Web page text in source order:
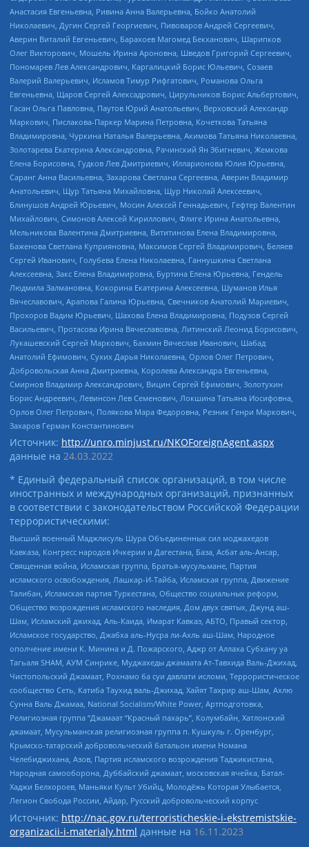
Анастасия Евгеньевна, Ривина Анна Валерьевна, Бойко Анатолий
Николаевич, Дугин Сергей Георгиевич, Пивоваров Андрей Сергеевич,
Аверин Виталий Евгеньевич, Барахоев Магомед Бекханович, Шарипков
Олег Викторович, Мошель Ирина Ароновна, Шведов Григорий Сергеевич,
Пономарев Лев Александрович, Каргалицкий Борис Юльевич, Созаев
Валерий Валерьевич, Исламов Тимур Рифгатович, Романова Ольга
Евгеньевна, Щаров Сергей Алексадрович, Цирульников Борис Альбертович,
Гасан Ольга Павловна, Паутов Юрий Анатольевич, Верховский Александр
Маркович, Пислакова-Паркер Марина Петровна, Кочеткова Татьяна
Владимировна, Чуркина Наталья Валерьевна, Акимова Татьяна Николаевна,
Золотарева Екатерина Александровна, Рачинский Ян Збигневич, Жемкова
Елена Борисовна, Гудков Лев Дмитриевич, Илларионова Юлия Юрьевна,
Саранг Анна Васильевна, Захарова Светлана Сергеевна, Аверин Владимир
Анатольевич, Щур Татьяна Михайловна, Щур Николай Алексеевич,
Блинушов Андрей Юрьевич, Мосин Алексей Геннадьевич, Гефтер Валентин
Михайлович, Симонов Алексей Кириллович, Флиге Ирина Анатольевна,
Мельникова Валентина Дмитриевна, Вититинова Елена Владимировна,
Баженова Светлана Куприяновна, Максимов Сергей Владимирович, Беляев
Сергей Иванович, Голубева Елена Николаевна, Ганнушкина Светлана
Алексеевна, Закс Елена Владимировна, Буртина Елена Юрьевна, Гендель
Людмила Залмановна, Кокорина Екатерина Алексеевна, Шуманов Илья
Вячеславович, Арапова Галина Юрьевна, Свечников Анатолий Мариевич,
Прохоров Вадим Юрьевич, Шахова Елена Владимировна, Подузов Сергей
Васильевич, Протасова Ирина Вячеславовна, Литинский Леонид Борисович,
Лукашевский Сергей Маркович, Бахмин Вячеслав Иванович, Шабад
Анатолий Ефимович, Сухих Дарья Николаевна, Орлов Олег Петрович,
Добровольская Анна Дмитриевна, Королева Александра Евгеньевна,
Смирнов Владимир Александрович, Вицин Сергей Ефимович, Золотухин
Борис Андреевич, Левинсон Лев Семенович, Локшина Татьяна Иосифовна,
Орлов Олег Петрович, Полякова Мара Федоровна, Резник Генри Маркович,
Захаров Герман Константинович
Источник: http://unro.minjust.ru/NKOForeignAgent.aspx
данные на 24.03.2022
* Единый федеральный список организаций, в том числе
иностранных и международных организаций, признанных
в соответствии с законодательством Российской Федерации
террористическими:
Высший военный Маджлисуль Шура Объединенных сил моджахедов
Кавказа, Конгресс народов Ичкерии и Дагестана, База, Асбат аль-Ансар,
Священная война, Исламская группа, Братья-мусульмане, Партия
исламского освобождения, Лашкар-И-Тайба, Исламская группа, Движение
Талибан, Исламская партия Туркестана, Общество социальных реформ,
Общество возрождения исламского наследия, Дом двух святых, Джунд аш-
Шам, Исламский джихад, Аль-Каида, Имарат Кавказ, АБТО, Правый сектор,
Исламское государство, Джабха аль-Нусра ли-Ахль аш-Шам, Народное
ополчение имени К. Минина и Д. Пожарского, Аджр от Аллаха Субхану уа
Тагьаля SHAM, АУМ Синрике, Муджахеды джамаата Ат-Тавхида Валь-Джихад,
Чистопольский Джамаат, Рохнамо ба суи давлати исломи, Террористическое
сообщество Сеть, Катиба Таухид валь-Джихад, Хайят Тахрир аш-Шам, Ахлю
Сунна Валь Джамаа, National Socialism/White Power, Артподготовка,
Религиозная группа “Джамаат “Красный пахарь”, Колумбайн, Хатлонский
джамаат, Мусульманская религиозная группа п. Кушкуль г. Оренбург,
Крымско-татарский добровольческий батальон имени Номана
Челебиджихана, Азов, Партия исламского возрождения Таджикистана,
Народная самооборона, Дуббайский джамаат, московская ячейка, Батал-
Хаджи Белхороев, Маньяки Культ Убийц, Молодёжь Которая Улыбается,
Легион Свобода России, Айдар, Русский добровольческий корпус
Источник: http://nac.gov.ru/terroristicheskie-i-ekstremistskie-
organizacii-i-materialy.html данные на 16.11.2023